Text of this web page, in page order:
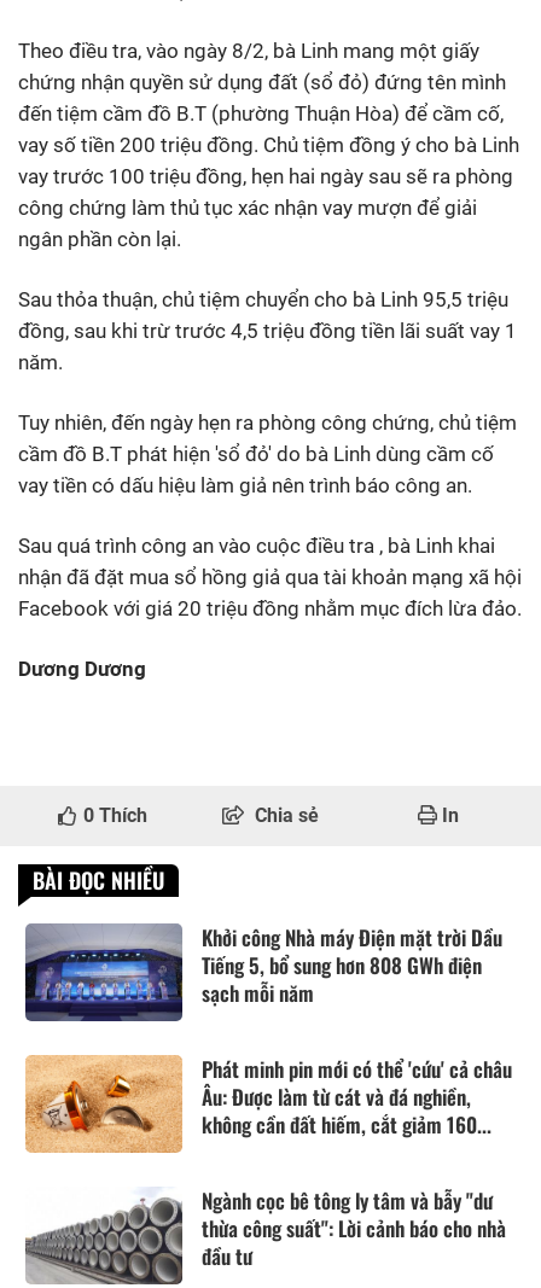
Theo điều tra, vào ngày 8/2, bà Linh mang một giấy
chứng nhận quyền sử dụng đất (sổ đỏ) đứng tên mình
đến tiệm cầm đồ B.T (phường Thuận Hòa) để cầm cố,
vay số tiền 200 triệu đồng. Chủ tiệm đồng ý cho bà Linh
vay trước 100 triệu đồng, hẹn hai ngày sau sẽ ra phòng
công chứng làm thủ tục xác nhận vay mượn để giải
ngân phần còn lại.
Sau thỏa thuận, chủ tiệm chuyển cho bà Linh 95,5 triệu
đồng, sau khi trừ trước 4,5 triệu đồng tiền lãi suất vay 1
năm.
Tuy nhiên, đến ngày hẹn ra phòng công chứng, chủ tiệm
cầm đồ B.T phát hiện 'sổ đỏ' do bà Linh dùng cầm cố
vay tiền có dấu hiệu làm giả nên trình báo công an.
Sau quá trình công an vào cuộc điều tra , bà Linh khai
nhận đã đặt mua sổ hồng giả qua tài khoản mạng xã hội
Facebook với giá 20 triệu đồng nhằm mục đích lừa đảo.
Dương Dương
0 Thích Chia sẻ In
BÀI ĐỌC NHIỀU
Khởi công Nhà máy Điện mặt trời Dầu
Tiếng 5, bổ sung hơn 808 GWh điện
sạch mỗi năm
Phát minh pin mới có thể 'cứu' cả châu
Âu: Được làm từ cát và đá nghiền,
không cần đất hiếm, cắt giảm 160...
Ngành cọc bê tông ly tâm và bẫy "dư
thừa công suất": Lời cảnh báo cho nhà
đầu tư